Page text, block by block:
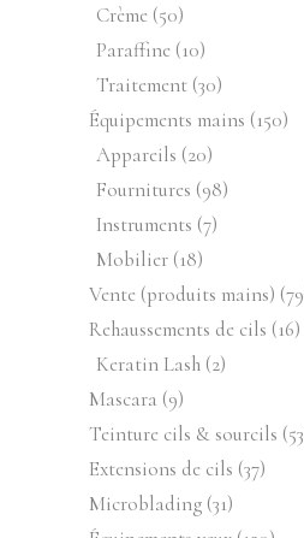
Crème 5050
produits
Paraffine 1010
produits
Traitement 3030
produits
Équipements mains 150150
Appareils 2020
produits
Fournitures 9898
Instruments 77
Mobilier 1818
produits
Vente (produits mains) 79
Rehaussements de cils 1616
Keratin Lash 22
Mascara 99
produits
Teinture cils & sourcils 53
Extensions de cils 3737
Microblading 3131
produits